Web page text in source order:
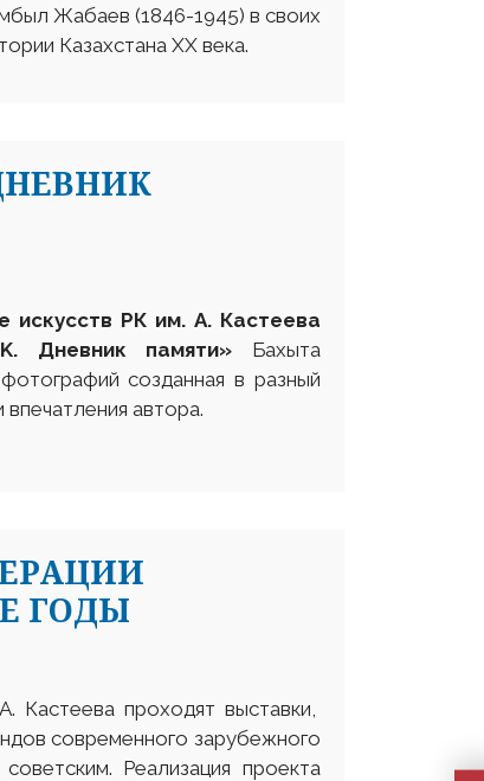
Жабаев (1846-1945) в своих
Казахстана ХХ века.
искусств РК им. А. Кастеева
Дневник памяти» Бахыта
созданная в разный
автора.
ГОДЫ
проходят выставки,
современного зарубежного
Реализация проекта